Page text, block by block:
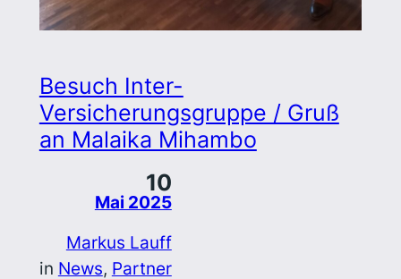
Besuch Inter-
Versicherungsgruppe / Gruß
an Malaika Mihambo
10
Mai 2025
Markus Lauff
in News, Partner